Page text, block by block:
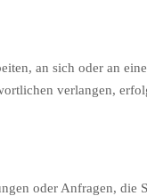
an sich oder an
verlangen,
oder Anfragen, die